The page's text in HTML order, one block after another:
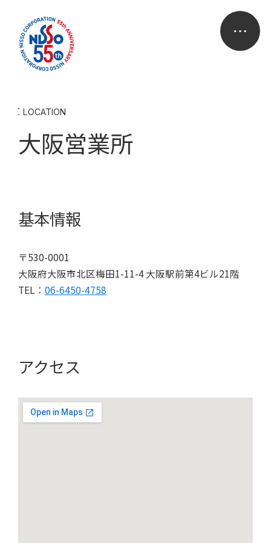
大阪営業所
LOCATION
基本情報
〒530-0001
大阪府大阪市北区梅田1-11-4 大阪駅前第4ビル21階
TEL： 06-6450-4758
アクセス